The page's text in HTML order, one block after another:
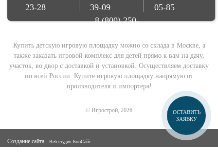
23-28
39-09
8 (800) 250-
05-85
Купить детскую игровую площадку можно со склада в Москве, а
также заказать игровой комплекс для детей прямо к вам на дачу,
участок, во двор с доставкой и установкой. Осуществляем доставку
по всей России. Купите игровую площадку напрямую от
производителя и импортера!
© Игрострой, 2026
Создание сайта - Веб-студия БонСайт
ОСТАВИТЬ
ЗАЯВКУ